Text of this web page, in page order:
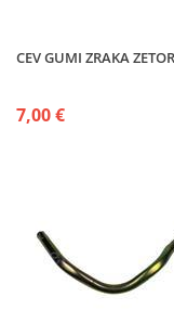
CEV GUMI ZRAKA ZETOR
7,00 €